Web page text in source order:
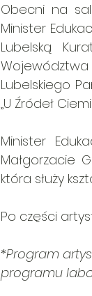
Obecni na
Minister
Lubelską
Lubelskiego
„U Źródeł
Minister
Małgorzacie
która służy
Po części
*Program
programu